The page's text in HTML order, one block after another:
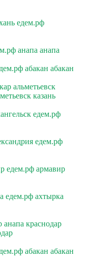
едем.рф
анапа анапа
абакан абакан
альметьевск
казань
едем.рф
едем.рф
едем.рф армавир
едем.рф ахтырка
анапа краснодар
абакан абакан